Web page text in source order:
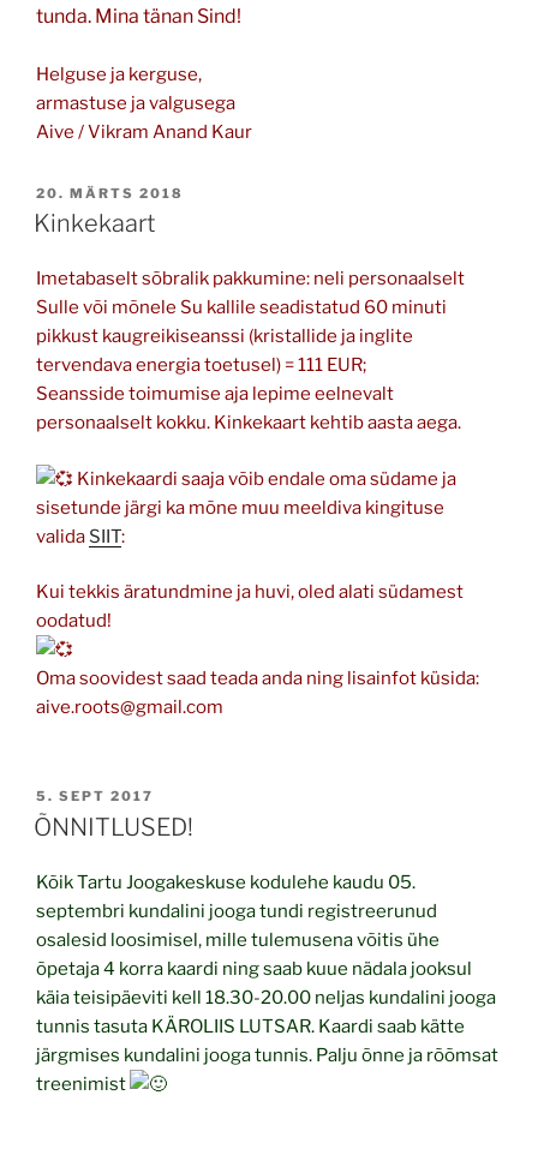
tunda. Mina tänan Sind!
Helguse ja kerguse,
armastuse ja valgusega
Aive / Vikram Anand Kaur
POSTED
ON
20. MÄRTS 2018
Kinkekaart
Imetabaselt sõbralik pakkumine: neli personaalselt
Sulle või mõnele Su kallile seadistatud 60 minuti
pikkust kaugreikiseanssi (kristallide ja inglite
tervendava energia toetusel) = 111 EUR;
Seansside toimumise aja lepime eelnevalt
personaalselt kokku. Kinkekaart kehtib aasta aega.
Kinkekaardi saaja võib endale oma südame ja
sisetunde järgi ka mõne muu meeldiva kingituse
valida SIIT:
Kui tekkis äratundmine ja huvi, oled alati südamest
oodatud!
Oma soovidest saad teada anda ning lisainfot küsida:
aive.roots@gmail.com
POSTED
ON
5. SEPT 2017
ÕNNITLUSED!
Kõik Tartu Joogakeskuse kodulehe kaudu 05.
septembri kundalini jooga tundi registreerunud
osalesid loosimisel, mille tulemusena võitis ühe
õpetaja 4 korra kaardi ning saab kuue nädala jooksul
käia teisipäeviti kell 18.30-20.00 neljas kundalini jooga
tunnis tasuta KÄROLIIS LUTSAR. Kaardi saab kätte
järgmises kundalini jooga tunnis. Palju õnne ja rõõmsat
treenimist